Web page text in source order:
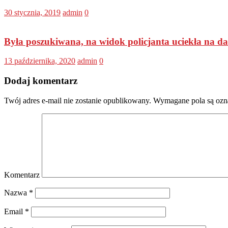
30 stycznia, 2019 admin 0
Była poszukiwana, na widok policjanta uciekła na
13 października, 2020 admin 0
Dodaj komentarz
Twój adres e-mail nie zostanie opublikowany. Wymagane pola są
Komentarz
Nazwa *
Email *